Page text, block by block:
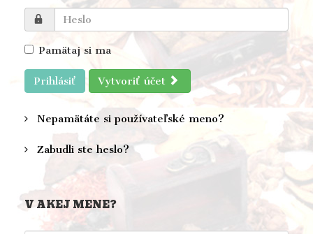
Pamätaj si ma
Prihlásiť Vytvoriť účet
Nepamätáte si používateľské meno?
Zabudli ste heslo?
V AKEJ MENE?